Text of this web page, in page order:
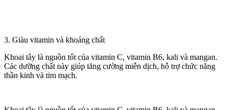
3. Giàu vitamin và khoáng chất
Khoai tây là nguồn tốt của vitamin C, vitamin B6, kali và mangan.
Các dưỡng chất này giúp tăng cường miễn dịch, hỗ trợ chức năng
thần kinh và tim mạch.